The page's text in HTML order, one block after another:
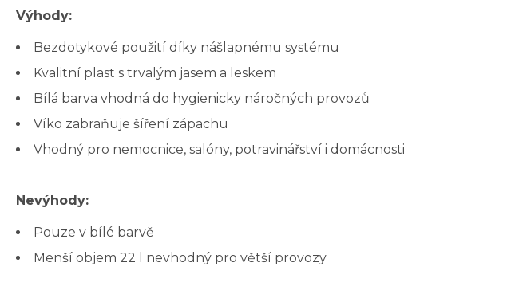
Výhody:
Bezdotykové použití díky nášlapnému systému
Kvalitní plast s trvalým jasem a leskem
Bílá barva vhodná do hygienicky náročných provozů
Víko zabraňuje šíření zápachu
Vhodný pro nemocnice, salóny, potravinářství i domácnosti
Nevýhody:
Pouze v bílé barvě
Menší objem 22 l nevhodný pro větší provozy